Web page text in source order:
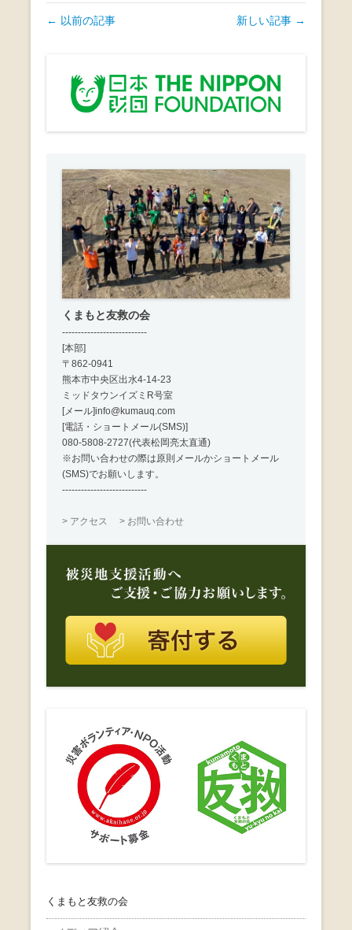
投
← 以前の記事 新しい記事 →
くまもと友救の会
---------------------------
[本部]
〒862-0941
熊本市中央区出水4-14-23
ミッドタウンイズミR号室
[メール]info@kumauq.com
[電話・ショートメール(SMS)]
080-5808-2727(代表松岡亮太直通)
※お問い合わせの際は原則メールかショートメール
(SMS)でお願いします。
---------------------------
> アクセス > お問い合わせ
くまもと友救の会